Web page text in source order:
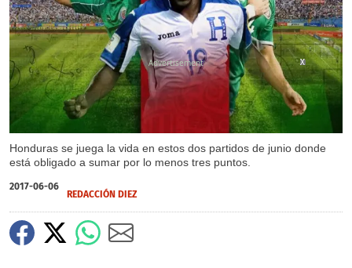
Honduras se juega la vida en estos dos partidos de junio donde
está obligado a sumar por lo menos tres puntos.
X
X
2017-06-06
REDACCIÓN DIEZ